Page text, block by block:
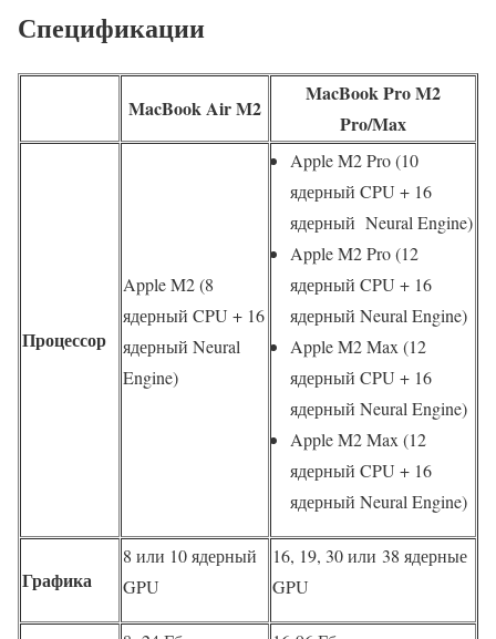
Спецификации
MacBook Air M2
MacBook Pro M2
Pro/Max
Процессор
Apple M2 (8
ядерный CPU + 16
ядерный Neural
Engine)
Apple M2 Pro (10
ядерный CPU + 16
ядерный Neural Engine)
Apple M2 Pro (12
ядерный CPU + 16
ядерный Neural Engine)
Apple M2 Max (12
ядерный CPU + 16
ядерный Neural Engine)
Apple M2 Max (12
ядерный CPU + 16
ядерный Neural Engine)
Графика
8 или 10 ядерный
GPU
16, 19, 30 или 38 ядерные
GPU